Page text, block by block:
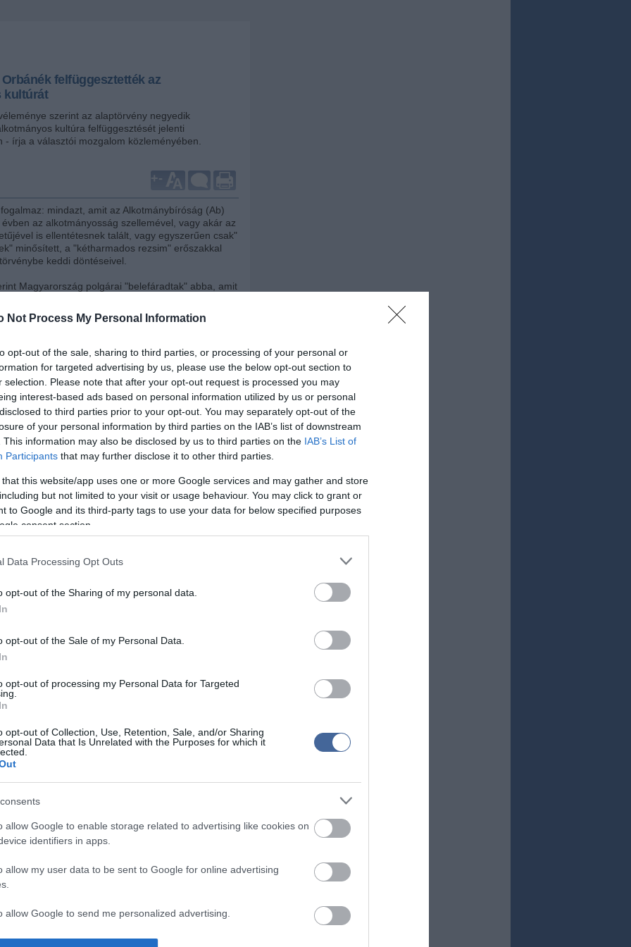
Not Process My Personal Information
opt-out of the sale, sharing to third parties, or processing of your personal or
for targeted advertising by us, please use the below opt-out section to
selection. Please note that after your opt-out request is processed you may
interest-based ads based on personal information utilized by us or personal
to third parties prior to your opt-out. You may separately opt-out of the
of your personal information by third parties on the IAB’s list of downstream
This information may also be disclosed by us to third parties on the IAB’s List of
Participants that may further disclose it to other third parties.
that this website/app uses one or more Google services and may gather and store
but not limited to your visit or usage behaviour. You may click to grant or
to Google and its third-party tags to use your data for below specified purposes
consent section.
Data Processing Opt Outs
opt-out of the Sharing of my personal data.
opt-out of the Sale of my Personal Data.
opt-out of processing my Personal Data for Targeted
opt-out of Collection, Use, Retention, Sale, and/or Sharing
Data that Is Unrelated with the Purposes for which it
allow Google to enable storage related to advertising like cookies on
identifiers in apps.
allow my user data to be sent to Google for online advertising
allow Google to send me personalized advertising.
felfüggesztették az
kultúrát
szerint az alaptörvény negyedik
kultúra felfüggesztését jelenti
- írja a választói mozgalom közleményében.
+-
mindazt, amit az Alkotmánybíróság (Ab)
az alkotmányosság szellemével, vagy akár az
is ellentétesnek talált, vagy egyszerűen csak"
minősített, a "kétharmados rezsim" erőszakkal
keddi döntéseivel.
Magyarország polgárai "belefáradtak" abba, amit
Viktor rendszere" ugyanis kénye-kedve,
érdekei szerint toldozgatja és foltozgatja a
a hatalmi igényeikhez szabni a szöveget - jelentik
mozgalom hangsúlyozza, hogy ez a
és buta", demokratához nem méltó.
a megoldás jogilag is elégtelen, mert az Ab az
részleges megsemmisítésekor utalt rá, hogy
közjogilag érvénytelenek, ha
az alaptörvény értékrendjébe. Ezért a
magának a jogot ezek megsemmisítésére - hívják
leghatározottabban tiltakozik az alaptörvény
ellen - jelentik ki végül.
módosításáról várhatóan a jövő héten
javaslatokkal viszont több ponton is átírták a
javaslatok egyike egyértelművé teszi az
lépése előtt meghozott alkotmánybírósági
joghatásokat. Az alkotmányügyi bizottság
a módosítás továbbra sem zárja ki azt a
jusson, de lehetővé teszi azt is, hogy korábbi
megállapításokat tegyen.
legfőbb ügyész jogosult arra, hogy az általános
eltérő, azonos hatáskörű bíróság előtti vádemelésre
ügyekben.
politikai reklámot csak a közmédia tehessen
szabályozásának előzménye, hogy az Ab
súlyosan aránytalan korlátozásának
kizárólag a közmédiában lehet politikai
rendelkezéseivel szemben.
alapján a rokkantság és a fogyatékosság